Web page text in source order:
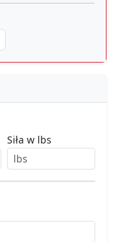
Siła w lbs